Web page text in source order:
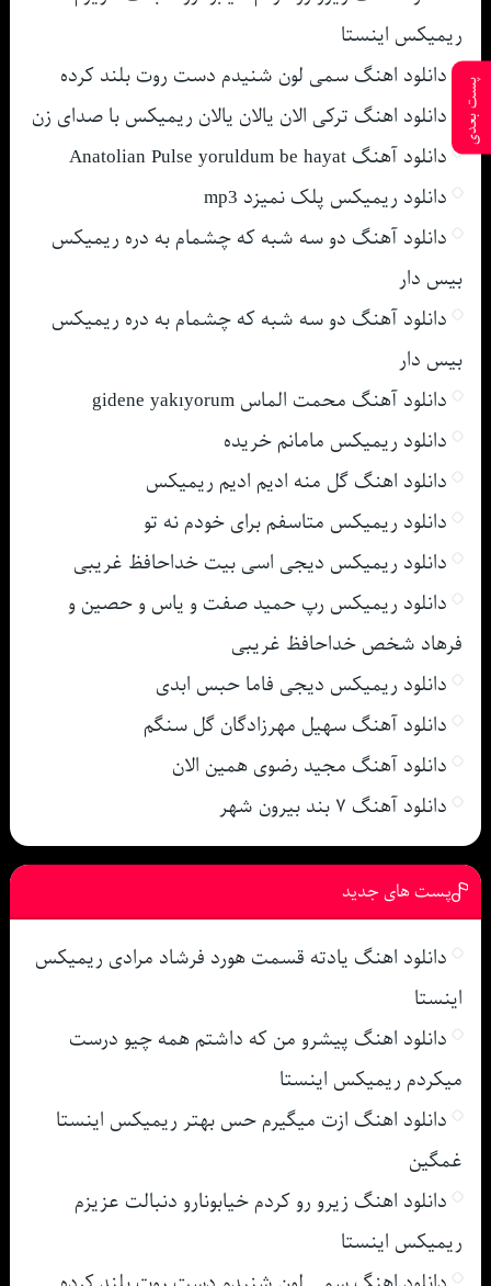
پست بعدی
ریمیکس اینستا
دانلود اهنگ سمی لون شنیدم دست روت بلند کرده
دانلود اهنگ ترکی الان یالان یالان ریمیکس با صدای زن
دانلود آهنگ Anatolian Pulse yoruldum be hayat
دانلود ریمیکس پلک نمیزد mp3
دانلود آهنگ دو سه شبه که چشمام به دره ریمیکس
بیس دار
دانلود آهنگ دو سه شبه که چشمام به دره ریمیکس
بیس دار
دانلود آهنگ محمت الماس gidene yakıyorum
دانلود ریمیکس مامانم خریده
دانلود اهنگ گل منه ادیم ادیم ریمیکس
دانلود ریمیکس متاسفم برای خودم نه تو
دانلود ریمیکس دیجی اسی بیت خداحافظ غریبی
دانلود ریمیکس رپ حمید صفت و یاس و حصین و
فرهاد شخص خداحافظ غریبی
دانلود ریمیکس دیجی فاما حبس ابدی
دانلود آهنگ سهیل مهرزادگان گل سنگم
دانلود آهنگ مجید رضوی همین الان
دانلود آهنگ ۷ بند بیرون شهر
پست های جدید
دانلود اهنگ یادته قسمت هورد فرشاد مرادی ریمیکس
اینستا
دانلود اهنگ پیشرو من که داشتم همه چیو درست
میکردم ریمیکس اینستا
دانلود اهنگ ازت میگیرم حس بهتر ریمیکس اینستا
غمگین
دانلود اهنگ زیرو رو کردم خیابونارو دنبالت عزیزم
ریمیکس اینستا